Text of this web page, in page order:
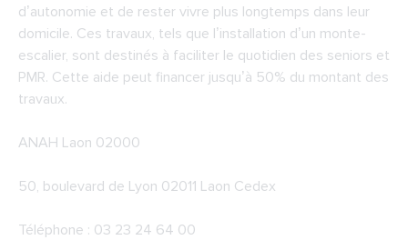
d’autonomie et de rester vivre plus longtemps dans leur
domicile. Ces travaux, tels que l’installation d’un monte-
escalier, sont destinés à faciliter le quotidien des seniors et
PMR. Cette aide peut financer jusqu’à 50% du montant des
travaux.
ANAH Laon 02000
50, boulevard de Lyon 02011 Laon Cedex
Téléphone : 03 23 24 64 00